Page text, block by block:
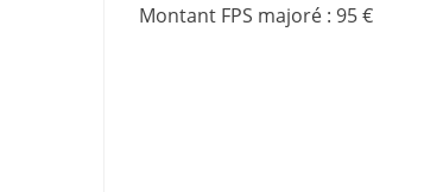
Montant FPS majoré : 95 €